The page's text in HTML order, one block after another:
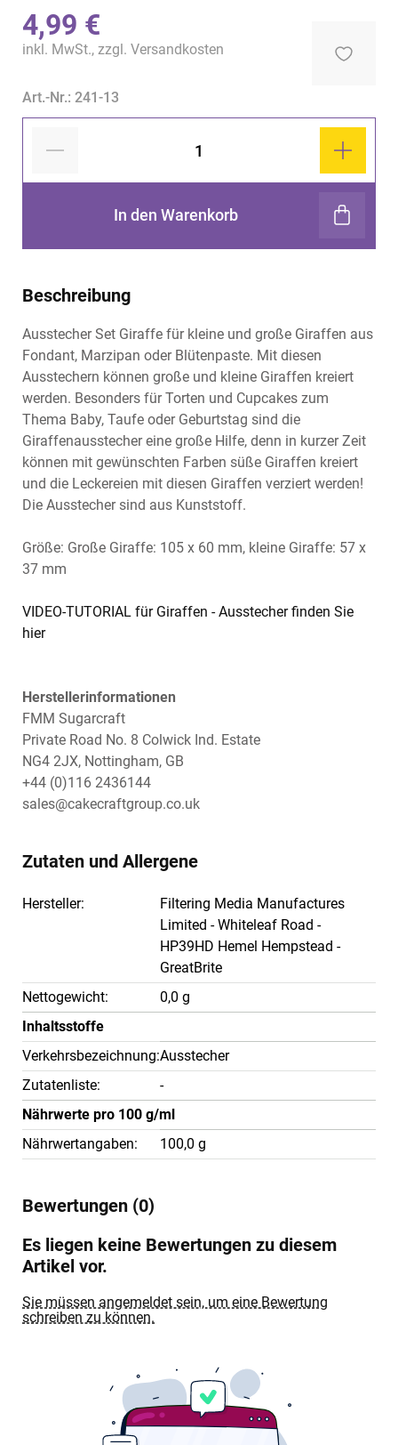
4,99 €
inkl. MwSt., zzgl. Versandkosten
Art.-Nr.: 241-13
In den Warenkorb
Beschreibung
Ausstecher Set Giraffe für kleine und große Giraffen aus
Fondant, Marzipan oder Blütenpaste. Mit diesen
Ausstechern können große und kleine Giraffen kreiert
werden. Besonders für Torten und Cupcakes zum
Thema Baby, Taufe oder Geburtstag sind die
Giraffenausstecher eine große Hilfe, denn in kurzer Zeit
können mit gewünschten Farben süße Giraffen kreiert
und die Leckereien mit diesen Giraffen verziert werden!
Die Ausstecher sind aus Kunststoff.
Größe: Große Giraffe: 105 x 60 mm, kleine Giraffe: 57 x
37 mm
VIDEO-TUTORIAL für Giraffen - Ausstecher finden Sie
hier
Herstellerinformationen
FMM Sugarcraft
Private Road No. 8 Colwick Ind. Estate
NG4 2JX, Nottingham, GB
+44 (0)116 2436144
sales@cakecraftgroup.co.uk
Zutaten und Allergene
Hersteller:
Filtering Media Manufactures
Limited - Whiteleaf Road -
HP39HD Hemel Hempstead -
GreatBrite
Nettogewicht:
0,0 g
Inhaltsstoffe
Verkehrsbezeichnung:Ausstecher
Zutatenliste:
-
Nährwerte pro 100 g/ml
Nährwertangaben:
100,0 g
Bewertungen (0)
Es liegen keine Bewertungen zu diesem
Artikel vor.
Sie müssen angemeldet sein, um eine Bewertung
schreiben zu können.